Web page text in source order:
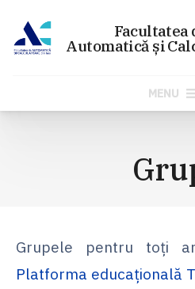
MENU
Grupele pentru toți
Platforma educațională